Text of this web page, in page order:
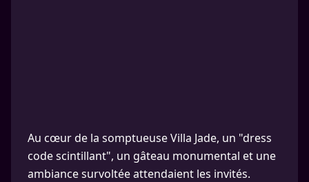
Au cœur de la somptueuse Villa Jade, un "dress
code scintillant", un gâteau monumental et une
ambiance survoltée attendaient les invités.